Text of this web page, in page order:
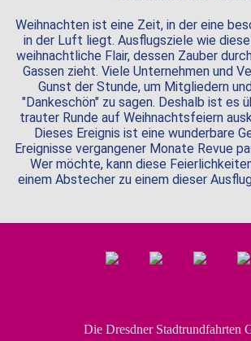
Weihnachten ist eine Zeit, in der eine
in der Luft liegt. Ausflugsziele wie
weihnachtliche Flair, dessen Zauber
Gassen zieht. Viele Unternehmen und
Gunst der Stunde, um Mitgliedern
"Dankeschön" zu sagen. Deshalb ist es
trauter Runde auf Weihnachtsfeiern
Dieses Ereignis ist eine wunderbare
Ereignisse vergangener Monate Revue
Wer möchte, kann diese
einem Abstecher zu einem dieser
Die Dresdner Stadtrundfahrten